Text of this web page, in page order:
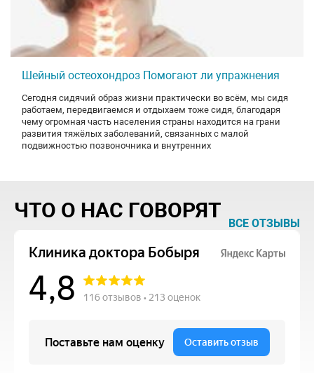
Шейный остеохондроз Помогают ли упражнения
Сегодня сидячий образ жизни практически во всём, мы сидя
работаем, передвигаемся и отдыхаем тоже сидя, благодаря
чему огромная часть населения страны находится на грани
развития тяжёлых заболеваний, связанных с малой
подвижностью позвоночника и внутренних
ЧТО О НАС ГОВОРЯТ
ВСЕ ОТЗЫВЫ